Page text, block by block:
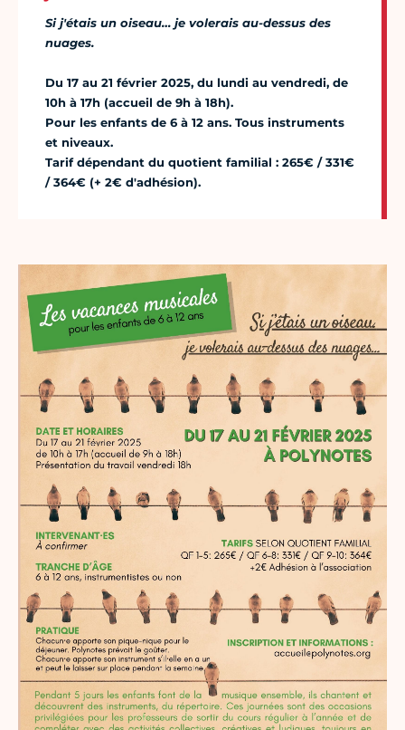
Si j'étais un oiseau… je volerais au-dessus des
nuages.
Du 17 au 21 février 2025, du lundi au vendredi, de
10h à 17h (accueil de 9h à 18h).
Pour les enfants de 6 à 12 ans. Tous instruments
et niveaux.
Tarif dépendant du quotient familial : 265€ / 331€
/ 364€ (+ 2€ d'adhésion).